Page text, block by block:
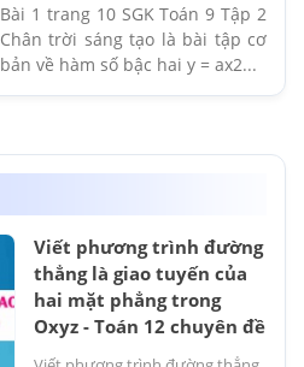
Bài 1 trang 10 SGK Toán 9 Tập 2
Chân trời sáng tạo là bài tập cơ
bản về hàm số bậc hai y = ax2...
Viết phương trình đường
thẳng là giao tuyến của
hai mặt phẳng trong
Oxyz - Toán 12 chuyên đề